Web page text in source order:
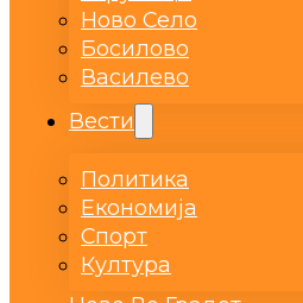
Ново Село
Босилово
Василево
Вести
Политика
Економија
Спорт
Култура